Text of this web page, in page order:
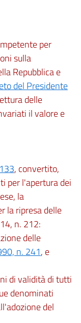
per
sulla
Repubblica e
del Presidente
delle
il valore e
, convertito,
per l'apertura dei
la
la ripresa delle
n. 212:
delle
n. 241, e
di validità di tutti
denominati
del